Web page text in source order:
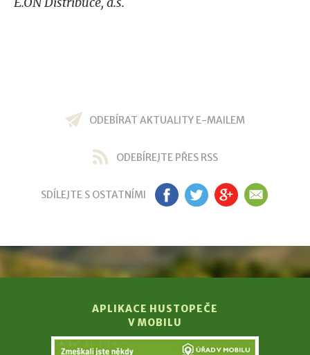
ODEBÍRAT AKTUALITY E-MAILEM
ODEBÍREJTE PŘES RSS
SDÍLEJTE S OSTATNÍMI FB TW GP EM
APLIKACE HUSTOPEČE
V MOBILU